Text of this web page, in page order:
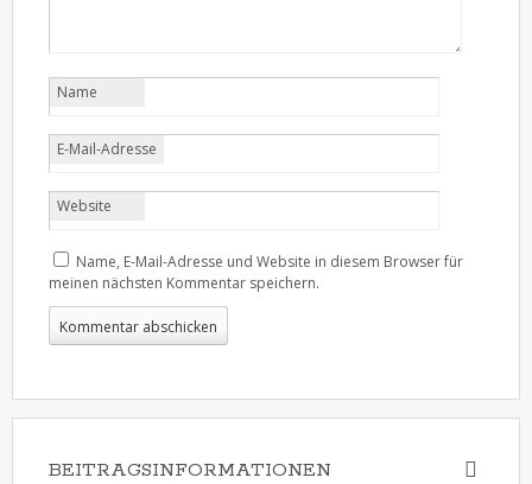
Name
E-Mail-Adresse
Website
Name, E-Mail-Adresse und Website in diesem Browser für
meinen nächsten Kommentar speichern.
BEITRAGSINFORMATIONEN